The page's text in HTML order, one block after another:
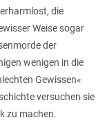
die
Weise sogar
der
wenigen in die
Gewissen«
versuchen sie
zu machen.